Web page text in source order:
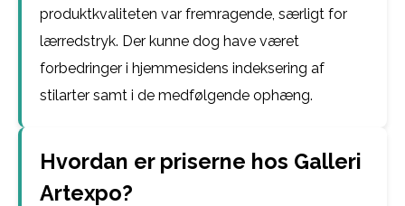
produktkvaliteten var fremragende, særligt for
lærredstryk. Der kunne dog have været
forbedringer i hjemmesidens indeksering af
stilarter samt i de medfølgende ophæng.
Hvordan er priserne hos Galleri
Artexpo?